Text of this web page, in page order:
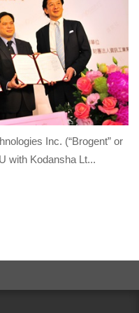
Inc. (“Brogent” or
with Kodansha Lt...